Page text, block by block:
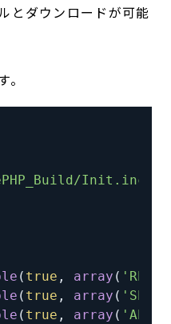
とダウンロードが可能
( true , array (
( true , array (
( true , array (